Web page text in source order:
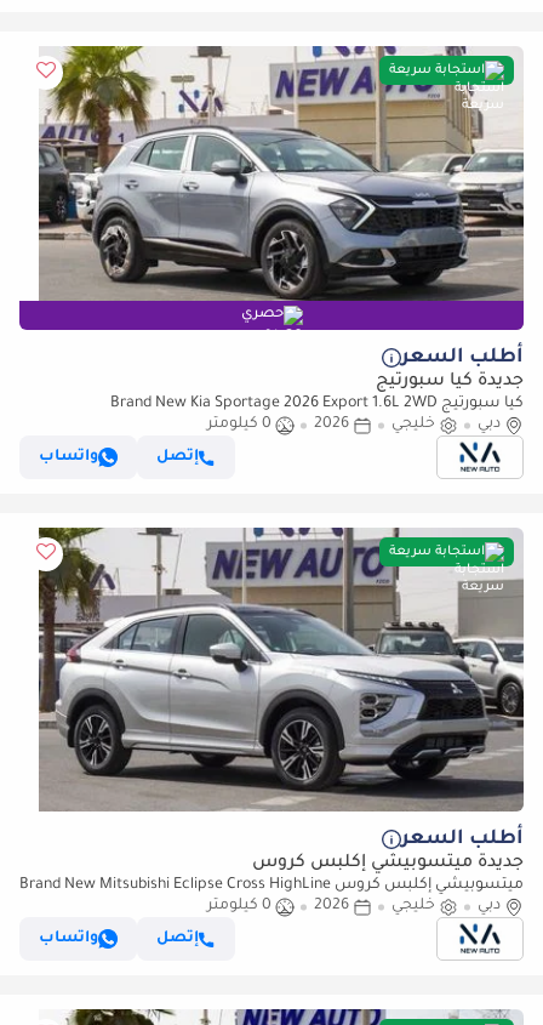
استجابة سريعة
حصري
أطلب السعر
جديدة كيا سبورتيج
كيا سبورتيج Brand New Kia Sportage 2026 Export 1.6L 2WD
Petrol|Silver/Beige|N-KIA-SPO-1.6-26| (للتصدير فقط)
دبي خليجي 2026
0 كيلومتر
إتصل
واتساب
استجابة سريعة
أطلب السعر
جديدة ميتسوبيشي إكلبس كروس
ميتسوبيشي إكلبس كروس Brand New Mitsubishi Eclipse Cross HighLine
فقط)
دبي خليجي 2026
0 كيلومتر
إتصل
واتساب